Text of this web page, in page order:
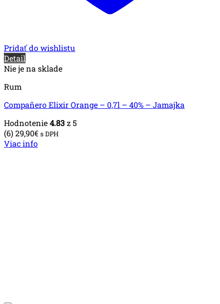
Pridať do wishlistu
Detail
Nie je na sklade
Rum
Compañero Elixir Orange – 0,7l – 40% – Jamajka
Hodnotenie4.83z 5
(6)29,90€ s DPH
Viac info